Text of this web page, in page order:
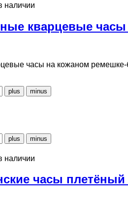
наличии
кварцевые
часы на кожаном ремешке-
наличии
часы